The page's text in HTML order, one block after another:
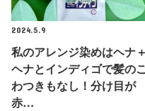
2024.5.9
私のアレンジ染めはヘナ＋
ヘナとインディゴで髪の
わつきもなし！分け目が
赤…